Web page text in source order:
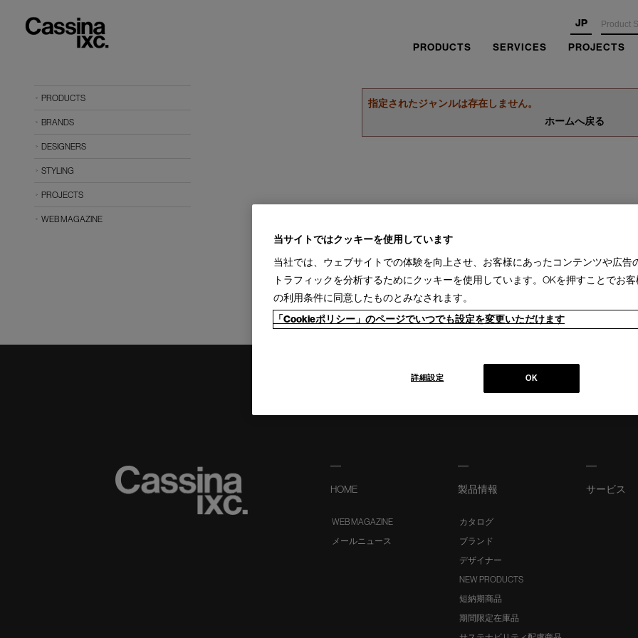
JP
PRODUCTS SERVICES PROJECTS
指定されたジャンルは存在しません。
ホームへ戻る
PRODUCTS
BRANDS
DESIGNERS
STYLING
PROJECTS
WEB MAGAZINE
HOME
WEB MAGAZINE
メールニュース
製品情報
カタログ
ブランド
デザイナー
NEW PRODUCTS
短納期商品
期間限定在庫品
サービス
当サイトではクッキーを使用しています
当社では、ウェブサイトでの体験を向上させ、お客様にあったコンテンツや広告
トラフィックを分析するためにクッキーを使用しています。OKを押すことでお
の利用条件に同意したものとみなされます。
「Cookieポリシー」のページでいつでも設定を変更いただけます
OK
詳細設定